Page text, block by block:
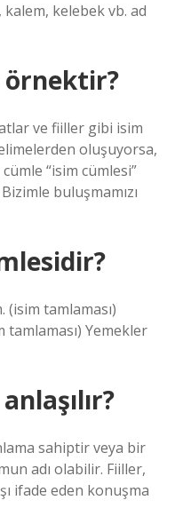
kelebek vb. ad
örnektir?
ve fiiller gibi isim
oluşuyorsa,
“isim cümlesi”
buluşmamızı
tamlaması)
Yemekler
sahiptir veya bir
adı olabilir. Fiiller,
ifade eden konuşma